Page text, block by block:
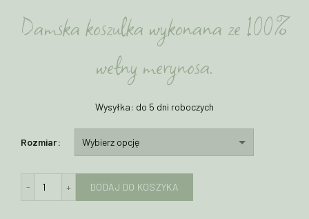
Damska koszulka wykonana ze 100%
wełny merynosa.
Wysyłka: do 5 dni roboczych
Rozmiar
DODAJ DO KOSZYKA